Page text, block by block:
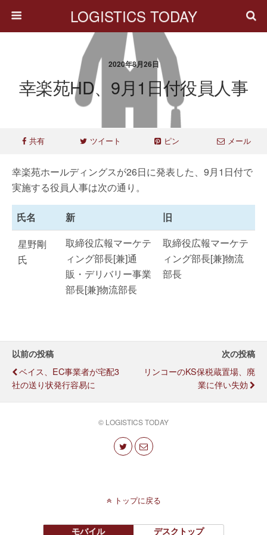
LOGISTICS TODAY
2020年8月26日
幸楽苑HD、9月1日付役員人事
共有 ツイート ピン メール
幸楽苑ホールディングスが26日に発表した、9月1日付で
実施する役員人事は次の通り。
氏名 新
旧
星野剛
氏
取締役広報マーケテ
ィング部長[兼]通
販・デリバリー事業
部長[兼]物流部長
取締役広報マーケテ
ィング部長[兼]物流
部長
以前の投稿
ベイス、EC事業者が宅配3
社の送り状発行容易に
次の投稿
リンコーのKS保税蔵置場、廃
業に伴い失効
© LOGISTICS TODAY
トップに戻る
モバイル デスクトップ